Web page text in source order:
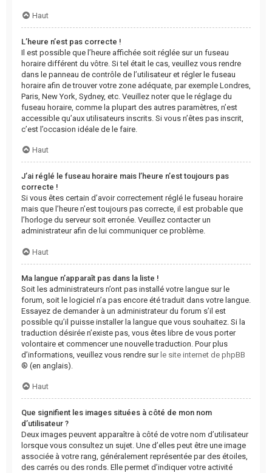
Haut
L’heure n’est pas correcte !
Il est possible que l’heure affichée soit réglée sur un fuseau
horaire différent du vôtre. Si tel était le cas, veuillez vous rendre
dans le panneau de contrôle de l’utilisateur et régler le fuseau
horaire afin de trouver votre zone adéquate, par exemple Londres,
Paris, New York, Sydney, etc. Veuillez noter que le réglage du
fuseau horaire, comme la plupart des autres paramètres, n’est
accessible qu’aux utilisateurs inscrits. Si vous n’êtes pas inscrit,
c’est l’occasion idéale de le faire.
Haut
J’ai réglé le fuseau horaire mais l’heure n’est toujours pas
correcte !
Si vous êtes certain d’avoir correctement réglé le fuseau horaire
mais que l’heure n’est toujours pas correcte, il est probable que
l’horloge du serveur soit erronée. Veuillez contacter un
administrateur afin de lui communiquer ce problème.
Haut
Ma langue n’apparaît pas dans la liste !
Soit les administrateurs n’ont pas installé votre langue sur le
forum, soit le logiciel n’a pas encore été traduit dans votre langue.
Essayez de demander à un administrateur du forum s’il est
possible qu’il puisse installer la langue que vous souhaitez. Si la
traduction désirée n’existe pas, vous êtes libre de vous porter
volontaire et commencer une nouvelle traduction. Pour plus
d’informations, veuillez vous rendre surle site internet de phpBB
® (en anglais).
Haut
Que signifient les images situées à côté de mon nom
d’utilisateur ?
Deux images peuvent apparaître à côté de votre nom d’utilisateur
lorsque vous consultez un sujet. Une d’elles peut être une image
associée à votre rang, généralement représentée par des étoiles,
des carrés ou des ronds. Elle permet d’indiquer votre activité